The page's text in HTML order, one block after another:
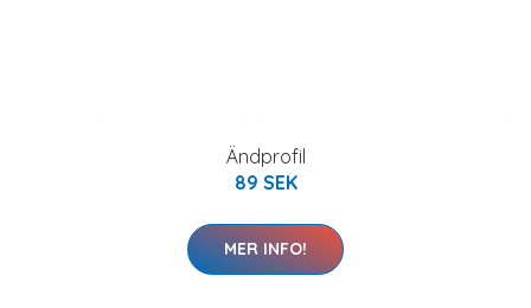
Ändprofil
89 SEK
MER INFO!